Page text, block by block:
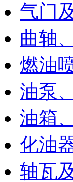
气门
曲轴
燃油
油泵
油箱
化油
轴瓦